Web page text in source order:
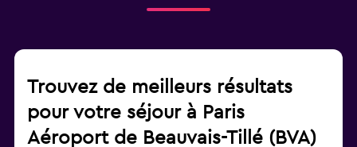
Trouvez de meilleurs résultats
pour votre séjour à Paris
Aéroport de Beauvais-Tillé (BVA)